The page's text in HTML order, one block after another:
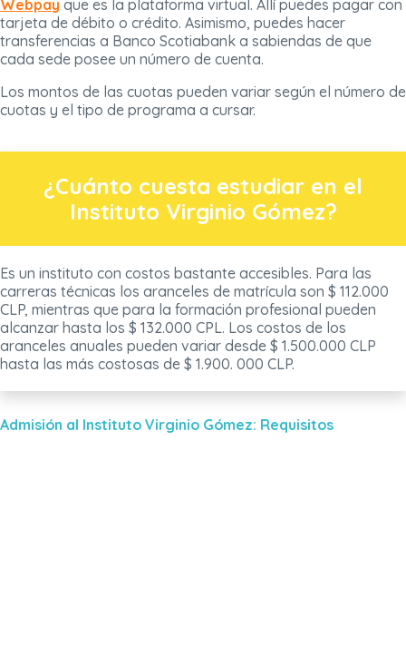
Webpay que es la plataforma virtual. Allí puedes pagar con
tarjeta de débito o crédito. Asimismo, puedes hacer
transferencias a Banco Scotiabank a sabiendas de que
cada sede posee un número de cuenta.
Los montos de las cuotas pueden variar según el número de
cuotas y el tipo de programa a cursar.
¿Cuánto cuesta estudiar en el
Instituto Virginio Gómez?
Es un instituto con costos bastante accesibles. Para las
carreras técnicas los aranceles de matrícula son $ 112.000
CLP, mientras que para la formación profesional pueden
alcanzar hasta los $ 132.000 CPL. Los costos de los
aranceles anuales pueden variar desde $ 1.500.000 CLP
hasta las más costosas de $ 1.900. 000 CLP.
Admisión al Instituto Virginio Gómez: Requisitos